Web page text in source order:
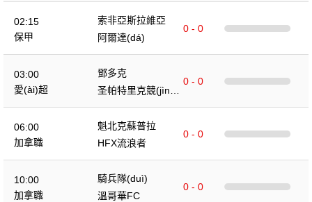
02:15
保甲
索非亞斯拉維亞
0 - 0
阿爾達(dá)
03:00
愛(ài)超
鄧多克
0 - 0
圣帕特里克競(jìng)
技
06:00
加拿職
魁北克蘇普拉
0 - 0
HFX流浪者
10:00
加拿職
騎兵隊(duì)
0 - 0
溫哥華FC